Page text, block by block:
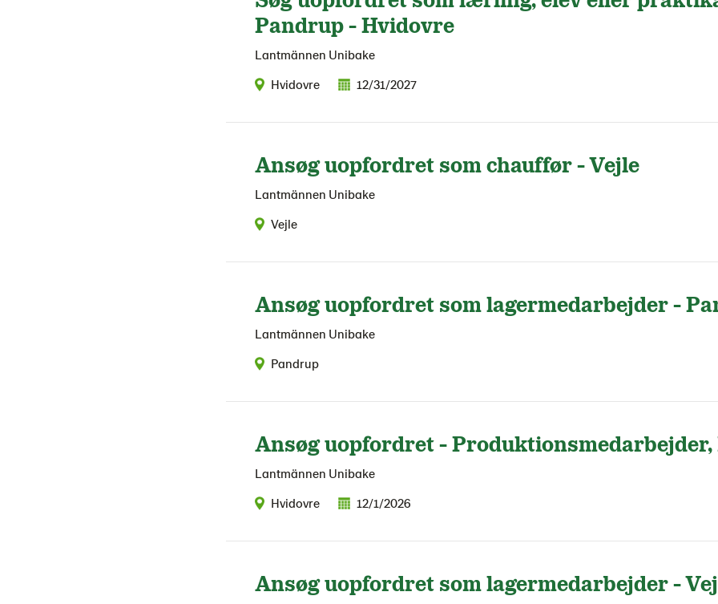
Pandrup - Hvidovre
Lantmännen Unibake
Hvidovre
12/31/2027
Ansøg uopfordret som chauffør - Vejle
Lantmännen Unibake
Vejle
Ansøg uopfordret som lagermedarbejder -
Lantmännen Unibake
Pandrup
Ansøg uopfordret -
Lantmännen Unibake
Hvidovre
12/1/2026
Ansøg uopfordret som lagermedarbejder -